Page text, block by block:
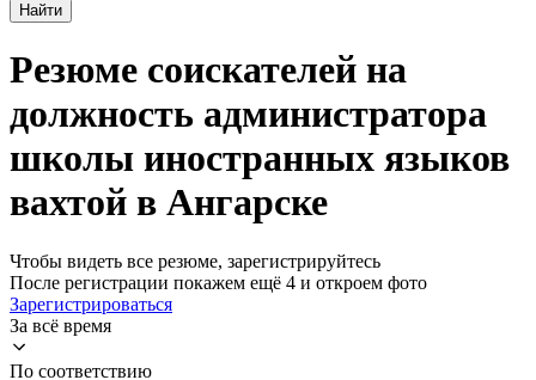
Найти
Резюме соискателей на
должность администратора
школы иностранных языков
вахтой в Ангарске
Чтобы видеть все резюме, зарегистрируйтесь
После регистрации покажем ещё 4 и откроем фото
Зарегистрироваться
За всё время
По соответствию